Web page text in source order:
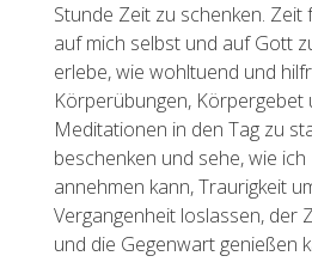
Stunde Zeit zu schenken. Zeit
auf mich selbst und auf Gott
erlebe, wie wohltuend und
Körperübungen, Körpergebet
Meditationen in den Tag zu
beschenken und sehe, wie
annehmen kann, Traurigkeit
Vergangenheit loslassen, der
und die Gegenwart genießen